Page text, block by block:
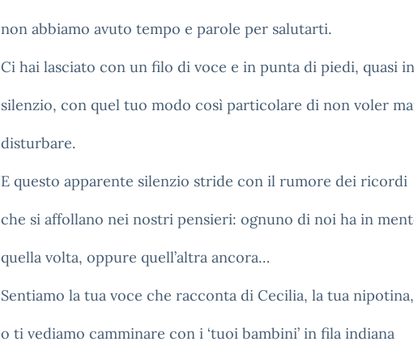
non abbiamo avuto tempo e parole per salutarti.
Ci hai lasciato con un filo di voce e in punta di piedi, quasi in
silenzio, con quel tuo modo così particolare di non voler
disturbare.
E questo apparente silenzio stride con il rumore dei ricordi
che si affollano nei nostri pensieri: ognuno di noi ha in
quella volta, oppure quell’altra ancora…
Sentiamo la tua voce che racconta di Cecilia, la tua nipotina,
o ti vediamo camminare con i ‘tuoi bambini’ in fila indiana